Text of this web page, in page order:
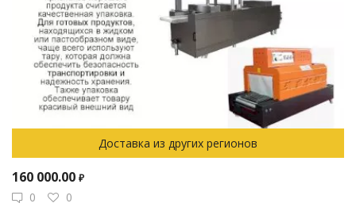
Доставка из других регионов
160 000.00 ₽
0
0